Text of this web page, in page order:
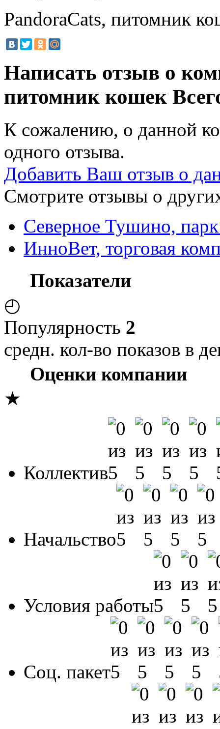
PandoraCats, питомник
Написать отзыв о
питомник кошек
К сожалению, о данной
одного отзыва.
Добавить Ваш отзыв о
Смотрите отзывы о
Северное Тушино,
ИнноВет, торговая
Показатели
◴
Популярность 2
средн. кол-во показов в
Оценки компании
★
Коллектив
Начальство
Условия работы
Соц. пакет